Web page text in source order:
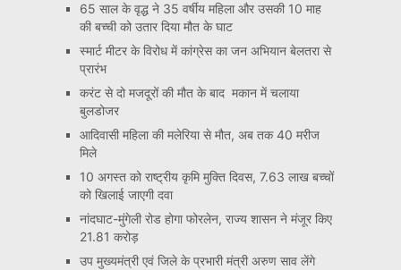
65 साल के वृद्ध ने 35 वर्षीय महिला और उसकी 10 माह
की बच्ची को उतार दिया मौत के घाट
स्मार्ट मीटर के विरोध में कांग्रेस का जन अभियान बेलतरा से
प्रारंभ
करंट से दो मजदूरों की मौत के बाद मकान में चलाया
बुलडोजर
आदिवासी महिला की मलेरिया से मौत, अब तक 40 मरीज
मिले
10 अगस्त को राष्ट्रीय कृमि मुक्ति दिवस, 7.63 लाख बच्चों
को खिलाई जाएगी दवा
नांदघाट-मुंगेली रोड होगा फोरलेन, राज्य शासन ने मंजूर किए
21.81 करोड़
उप मुख्यमंत्री एवं जिले के प्रभारी मंत्री अरुण साव लेंगे